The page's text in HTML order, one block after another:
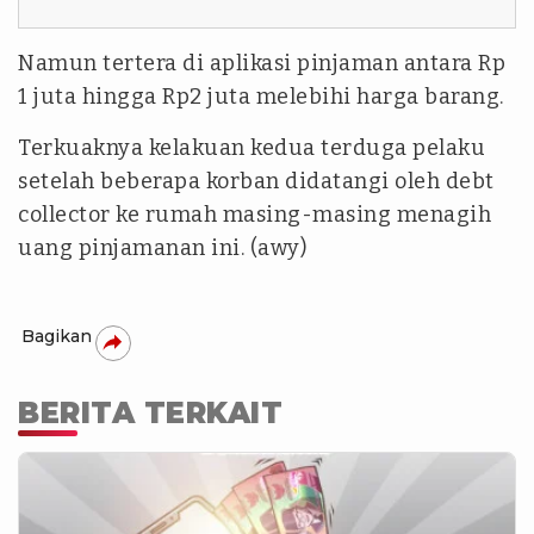
Namun tertera di aplikasi pinjaman antara Rp
1 juta hingga Rp2 juta melebihi harga barang.
Terkuaknya kelakuan kedua terduga pelaku
setelah beberapa korban didatangi oleh debt
collector ke rumah masing-masing menagih
uang pinjamanan ini. (awy)
Bagikan
BERITA TERKAIT